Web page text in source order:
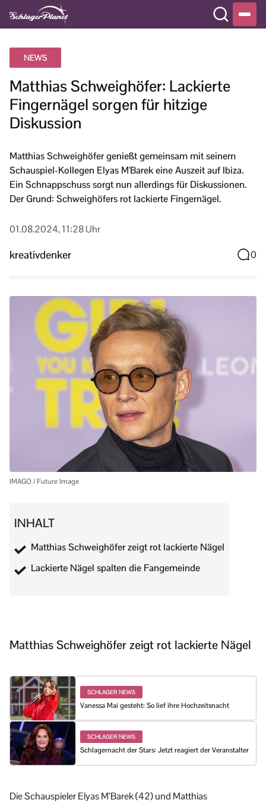
NEWS
Matthias Schweighöfer: Lackierte
Fingernägel sorgen für hitzige
Diskussion
Matthias Schweighöfer genießt gemeinsam mit seinem
Schauspiel-Kollegen Elyas M'Barek eine Auszeit auf Ibiza.
Ein Schnappschuss sorgt nun allerdings für Diskussionen.
Der Grund: Schweighöfers rot lackierte Fingernägel.
01.08.2024, 11:28 Uhr
kreativdenker 0
IMAGO / Future Image
INHALT
Matthias Schweighöfer zeigt rot lackierte Nägel
Lackierte Nägel spalten die Fangemeinde
Matthias Schweighöfer zeigt rot lackierte Nägel
SCHLAGER NEWS
Vanessa Mai gesteht: So lief ihre Hochzeitsnacht
SCHLAGER NEWS
Schlagernacht der Stars: Jetzt reagiert der Veranstalter
Die Schauspieler Elyas M’Barek (42) und Matthias